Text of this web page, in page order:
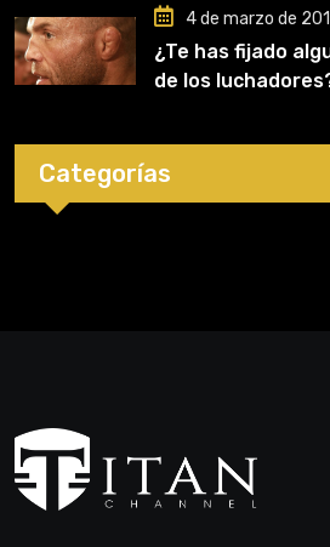
4 de marzo de
¿Te has fijado
de los
Categorías